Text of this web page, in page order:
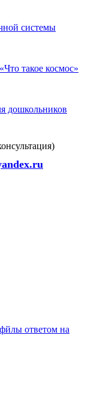
системы
такое космос»
дошкольников
ответом на